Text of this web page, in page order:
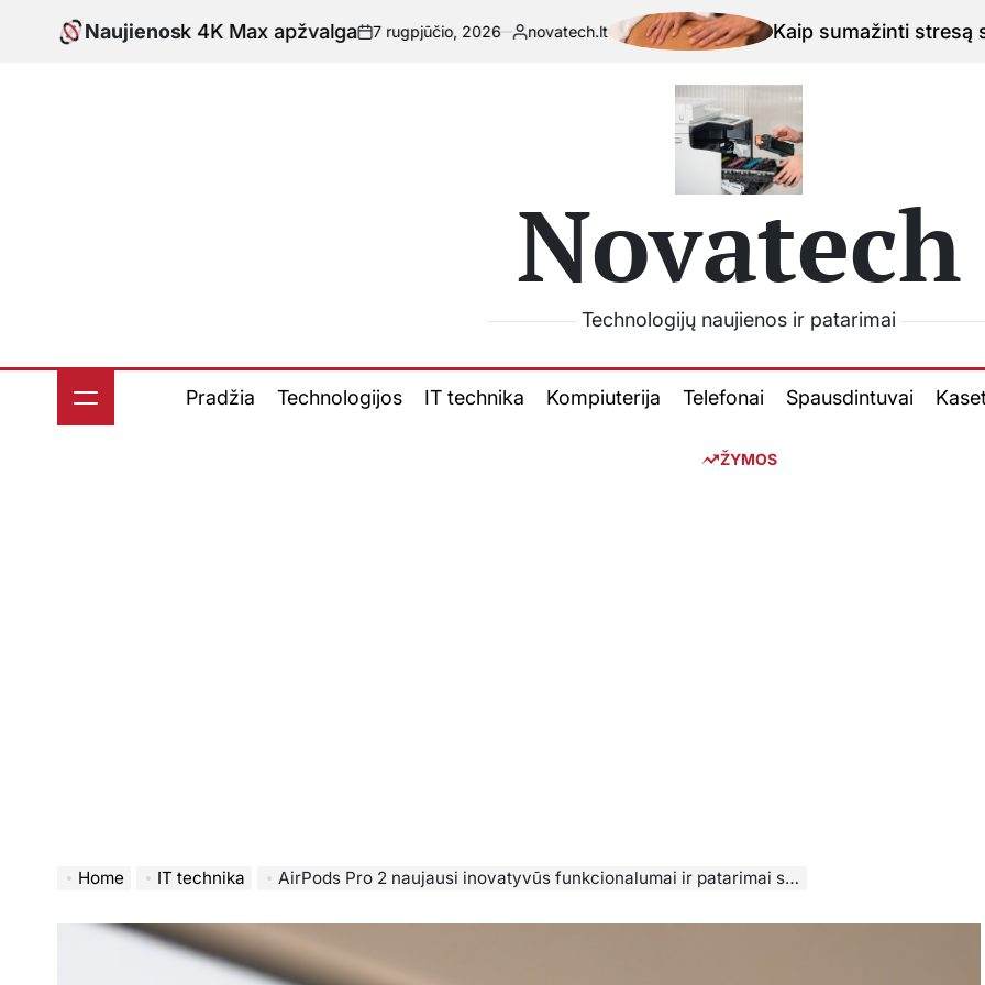
Naujienos
TV Stick 4K Max apžvalga-
7 rugpjūčio, 2026
Paskelbta
novatech.lt Kaip sumažinti stresą su
Novatech
Technologijų naujienos ir patarimai
Pradžia Technologijos IT technika Kompiuterija Telefonai Spausdintuvai
ŽYMOS
Home IT technika AirPods Pro 2 naujausi inovatyvūs funkcionalumai ir patarimai siekiant pasiekti optimalų garso kokybę